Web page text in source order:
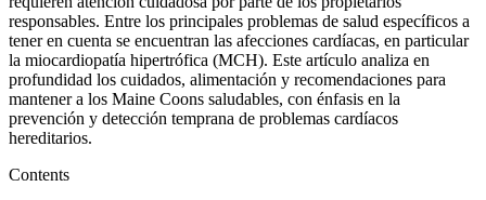
responsables. Entre los principales problemas de salud específicos a
tener en cuenta se encuentran las afecciones cardíacas, en particular
la miocardiopatía hipertrófica (MCH). Este artículo analiza en
profundidad los cuidados, alimentación y recomendaciones para
mantener a los Maine Coons saludables, con énfasis en la
prevención y detección temprana de problemas cardíacos
hereditarios.
Contents